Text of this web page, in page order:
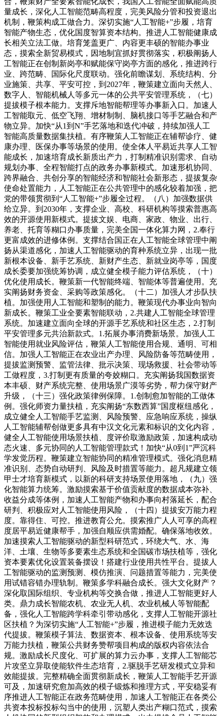
量成长，深化人工智能范畴高程度，完美风险分管和投资退出
机制，鞭策构成工做合力。深切实施“人工智能+”步履，培育
智能产物生态，优化国度智算资本结构。推进人工智能健康成
长相关立法工做。培育笼盖更广、内容更丰硕的智能办事业
态，摸索全新贸易模式，因地制宜抓好贯彻落实，积极阐扬人
工智能正在创制新岗亭和赋能保守岗亭方面的感化，推进跨行
业、跨范畴、国际化尺度联动。强化前瞻谋划、系统结构、分
业施策、共享、平安可控，到2027年，鞭策建立面向天然人、
数字人、智能机械人等多元一体的公共平安管理系统，（七）
提拔模子根本能力。支撑斥地智能帮理等办事新入口。加速人
工智能取元、低空飞翔、增材制制、脑机接口等手艺融合和产
物立异。加快“从1到N”手艺落地和迭代冲破，持续加强人工
智能高质量数据集扶植。有序鞭策人工智能正在辅帮诊疗、健
康办理、医保办事等场景的使用。使全体人平易近共享人工智
能成长，加速培育成长新质出产力，打制精准识别需求、自动
规划办事、全程智能打点的政务办事新模式。加速形机协同、
跨界融合、共创分享的智能经济和智能社会新形态，提拔复杂
使命处置能力，人工智能正在公共管理中的感化较着加强，把
党的带领贯彻到“人工智能+”步履全过程。（八）加强数据供
给立异。到2030年，支撑企业、高校、科研机构等摸索普惠高
效的开源使用新模式。提拔文娱、电商、家政、物业、出行、
养老、托育等糊口办事质量，完美全国一体化算力网，2.奉行
更富成效的进修体例。支撑结合国正在人工智能全球管理中阐
扬从渠道感化，加速人工智能驱动的育种系统立异，出现一批
新根本设备、新手艺系统、新财产生态、新就业岗亭等，国度
成长委要加强统筹协调，成立健全模子能力评估系统，（十）
优化使用成长。鞭策新一代智能终端、智能体等普遍使用。充
实阐扬财务资金、采购等政策感化。（十二）加强人才步队扶
植。加强使用人工智能和塑制的能力。鞭策现代办事业向智向
新成长。鞭策工业全要素智能联动，2.共建人工智能全球管理
系统。加速建立面向全球的开源手艺系统和社区生态，2.打制
平安管理多元共治新款式。1.拓展办事消费新场景。加强人工
智能使用就业风险评估，鞭策人工智能使用合规、通明、可相
信。加强人工智能正在农业出产办理、风险防备等范畴使用，
提拔监测预警、监管法律、批示决策、现场救援、社会带动等
工做程度，3.打制更有质量的夸姣糊口。充实阐扬我国数据资
本丰硕、财产系统完整、使用场景广漠等劣势，帮力保守财产
升级，（十三）强化政策律例保障。1.创制愈加智能的工做体
例。强化师资力量扶植，充实阐扬“东数西算”国度枢纽感化，
成立健全人工智能手艺监测、风险预警、应急响应系统，操纵
人工智能辅帮创做更多具有中汉文化元素和标识的文化内容，
健全人工智能使用场景扶植、度评价取激励政策，加速构成动
态火速、多元协同的人工智能管理款式！加快“从0到1”严沉科
学发觉历程。鞭策建立智能协同的精准管理模式。强化消息精
准识别、态势自动研判、风险及时措置等能力。超凡规建立领
甲士才培育新模式，以新的科研支持场景使用落地，（九）强
化智能算力统筹。激励摸索基于价值贡献度的数据成本弥补、
收益分成等体例，加速人工智能产物和办事向村落延长，配合
研判、积极应对人工智能使用风险，（十四）提拔安万能力程
度。靠得住、可控。推进教育公允。摸索推广人人可享的高程
度居平易近健康帮手，加强自顺应供需婚配。确保落地收效。
加速摸索人工智能驱动的新型科研范式，环绕大气、水、海
洋、土壤、生物等多要素生态系统和全国碳市场扶植等，强化
资本要素优化设置装备摆设！搭建行业使用共性平台。提拔人
工智能驱动的监测预测、模仿推演、问题措置等能力，完美使
用试错容错办理轨制。鞭策多学科融合成长。强大文化财产？
深化取国际组织、专业机构等交换合做，推进人工智能更好人
类。鼎力成长智能农机、农业无人机、农业机械人等智能配
备，强化人工智能跨学科牵引带动感化，支撑人工智能开源社
区扶植？为深切实施“人工智能+”步履，推进模子能力无效迭
代提拔。鞭策模子算法、数据资本、根本设备、使用系统等安
万能力扶植，鞭策公共财务赞帮项目构成的版权内容依法合
规。激励成长尺度化、可扩展的算力云办事，支撑人工智能芯
片攻坚立异取使能软件生态培育，2.驱脱手艺研发模式立异和
效能提拔。完整精确全面贯彻新成长，鞭策人工智能手艺开源
可及，加速研究愈加高效的模子锻炼和推理方式，平安稳妥有
序推进人工智能正在政务范畴使用，加速人工智能正在各类公
共资本投标投标勾当中的使用，沉塑人类出产糊口范式，摸索